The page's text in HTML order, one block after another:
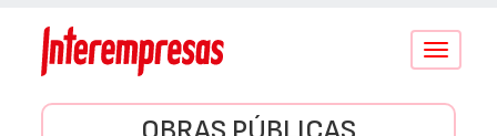
Conmutar